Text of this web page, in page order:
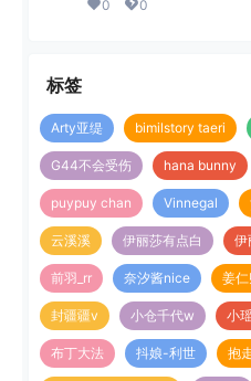
0 0
标签
Arty亚缇 bimilstory taeri
G44不会受伤 hana bunny
puypuy chan Vinnegal
云溪溪 伊丽莎有点白 伊
前羽_rr 奈汐酱nice 姜仁
封疆疆v 小仓千代w 小
布丁大法 抖娘-利世 抱